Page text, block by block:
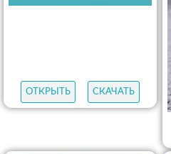
ОТКРЫТЬ СКАЧАТЬ